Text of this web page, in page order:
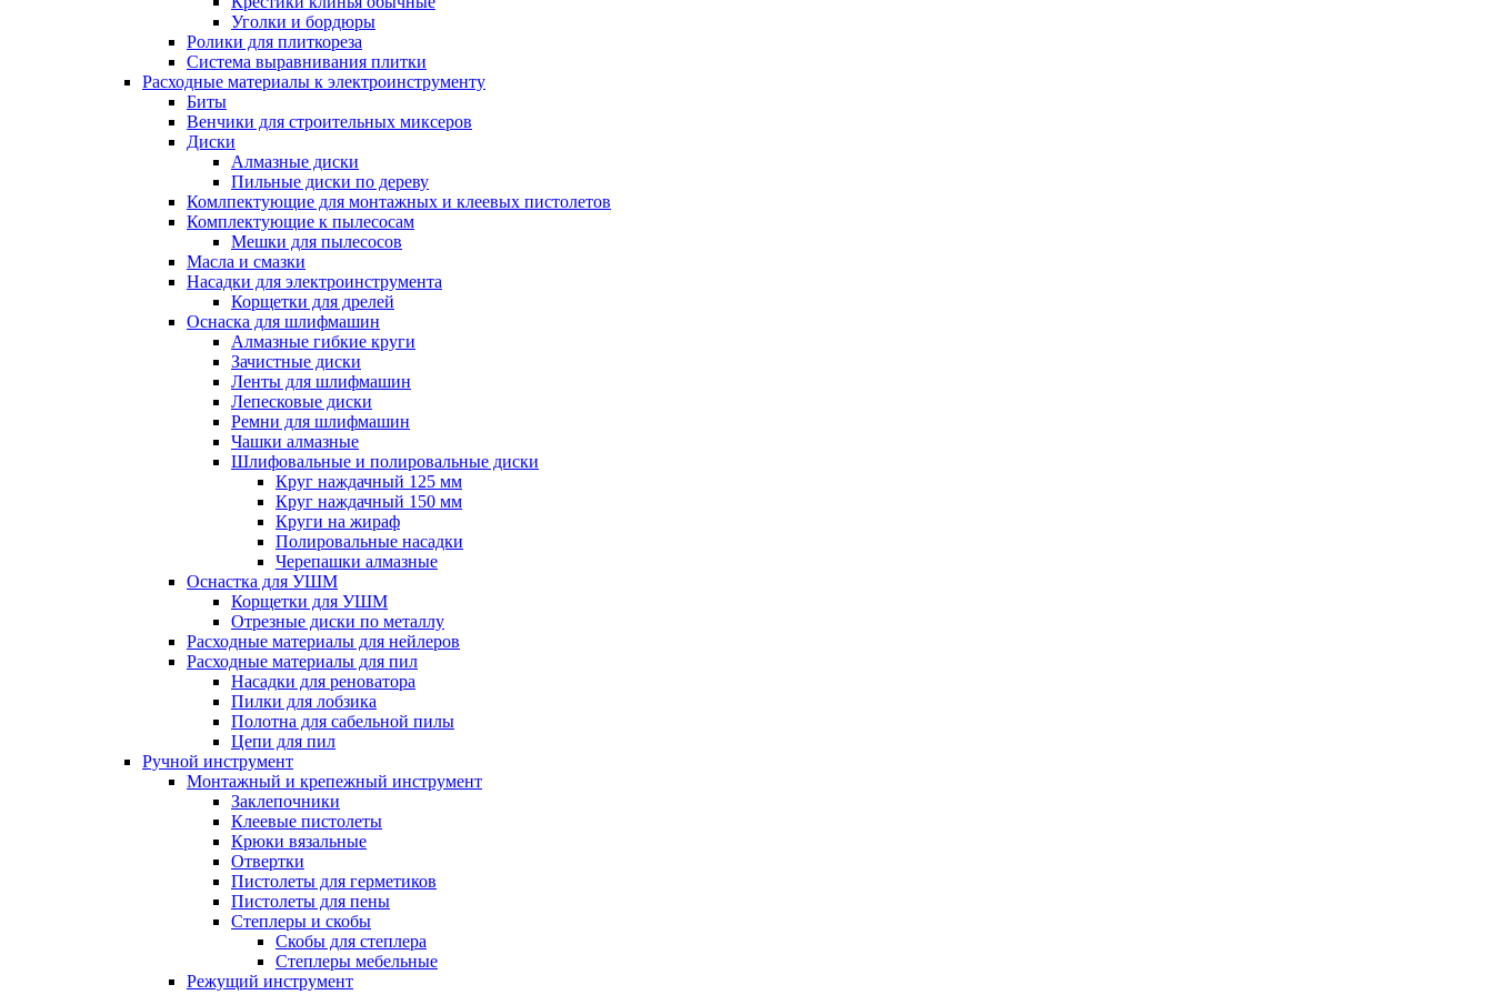
Уголки и бордюры
Ролики для плиткореза
Система выравнивания плитки
Расходные материалы к электроинструменту
Биты
Венчики для строительных миксеров
Диски
Алмазные диски
Пильные диски по дереву
Комлпектующие для монтажных и клеевых пистолетов
Комплектующие к пылесосам
Мешки для пылесосов
Масла и смазки
Насадки для электроинструмента
Корщетки для дрелей
Оснаска для шлифмашин
Алмазные гибкие круги
Зачистные диски
Ленты для шлифмашин
Лепесковые диски
Ремни для шлифмашин
Чашки алмазные
Шлифовальные и полировальные диски
Круг наждачный 125 мм
Круг наждачный 150 мм
Круги на жираф
Полировальные насадки
Черепашки алмазные
Оснастка для УШМ
Корщетки для УШМ
Отрезные диски по металлу
Расходные материалы для нейлеров
Расходные материалы для пил
Насадки для реноватора
Пилки для лобзика
Полотна для сабельной пилы
Цепи для пил
Ручной инструмент
Монтажный и крепежный инструмент
Заклепочники
Клеевые пистолеты
Крюки вязальные
Отвертки
Пистолеты для герметиков
Пистолеты для пены
Степлеры и скобы
Скобы для степлера
Степлеры мебельные
Режущий инструмент